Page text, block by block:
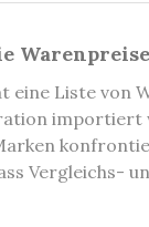
Liste von
Vergleichs-